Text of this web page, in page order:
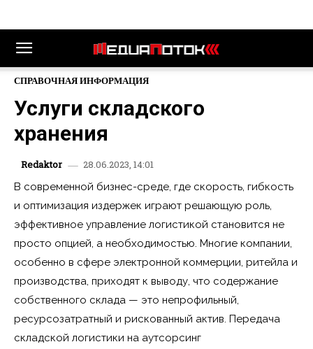
СПРАВОЧНАЯ ИНФОРМАЦИЯ
Услуги складского
хранения
Redaktor
28.06.2023, 14:01
В современной бизнес-среде, где скорость, гибкость
и оптимизация издержек играют решающую роль,
эффективное управление логистикой становится не
просто опцией, а необходимостью. Многие компании,
особенно в сфере электронной коммерции, ритейла и
производства, приходят к выводу, что содержание
собственного склада — это непрофильный,
ресурсозатратный и рискованный актив. Передача
складской логистики на аутсорсинг